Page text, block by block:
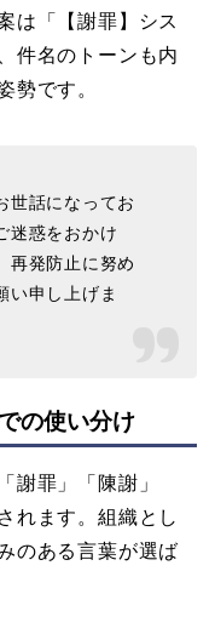
は「【謝罪】シス
件名のトーンも内
勢です。
世話になってお
迷惑をおかけ
再発防止に努め
い申し上げま
の使い分け
謝罪」「陳謝」
れます。組織とし
のある言葉が選ば